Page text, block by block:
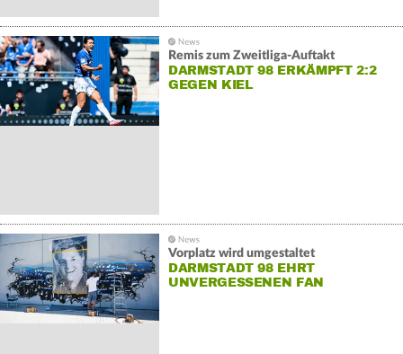
Remis zum Zweitliga-Auftakt
DARMSTADT 98 ERKÄMPFT 2:2
GEGEN KIEL
Vorplatz wird umgestaltet
DARMSTADT 98 EHRT
UNVERGESSENEN FAN